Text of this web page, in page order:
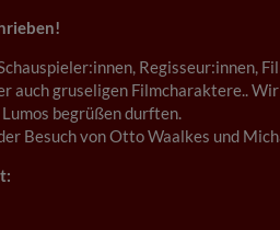
Regisseur:innen,
auch gruseligen Filmcharaktere..
begrüßen durften.
Besuch von Otto Waalkes und